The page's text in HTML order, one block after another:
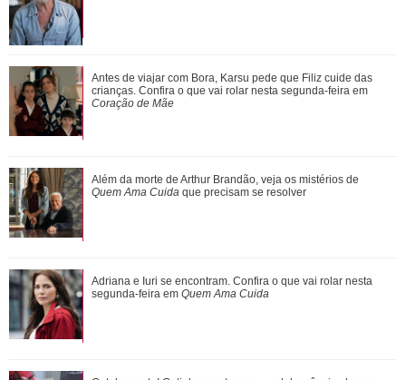
Em leilão beneficente, Neymar Jr. usa relógio de dois
milhões de reais inspirado no filme ...
Tia Milena afirma que amizade com Ana Paula Renault
chegou ao fim: Não foi uma decisão que ...
Ariana Grande faz desabafo em show sobre decisão de
pausar a carreira: Não foi uma reação...
Antes de viajar com Bora, Karsu pede que Filiz cuide das
crianças. Confira o que vai rolar nesta segunda-feira em
Coração de Mãe
Além da morte de Arthur Brandão, veja os mistérios de
Quem Ama Cuida que precisam se resolver
Adriana e Iuri se encontram. Confira o que vai rolar nesta
segunda-feira em Quem Ama Cuida